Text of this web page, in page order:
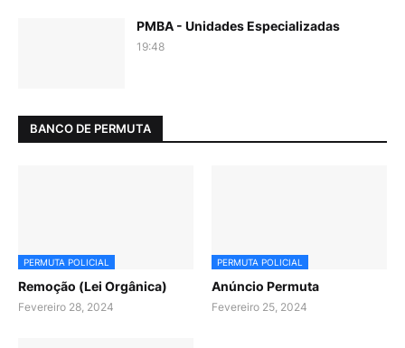
PMBA - Unidades Especializadas
19:48
BANCO DE PERMUTA
PERMUTA POLICIAL
Remoção (Lei Orgânica)
Fevereiro 28, 2024
PERMUTA POLICIAL
Anúncio Permuta
Fevereiro 25, 2024